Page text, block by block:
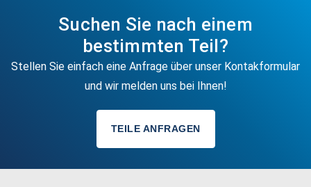
Suchen Sie nach einem
bestimmten Teil?
Stellen Sie einfach eine Anfrage über unser Kontakformular
und wir melden uns bei Ihnen!
TEILE ANFRAGEN